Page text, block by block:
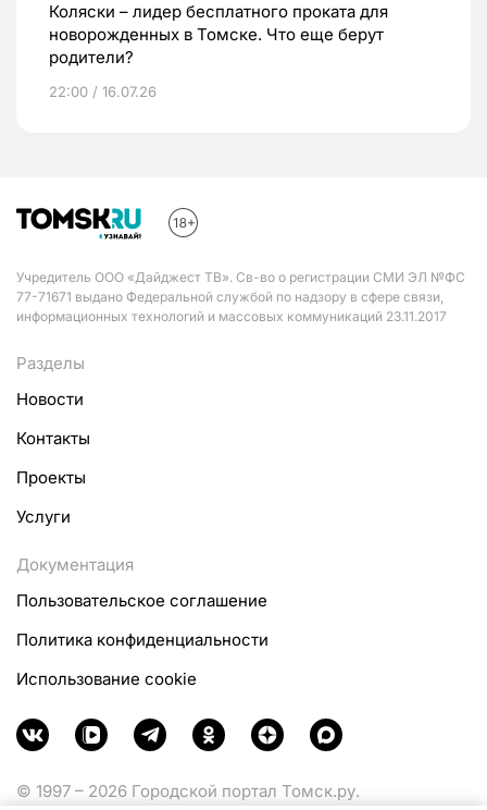
Коляски – лидер бесплатного проката для
новорожденных в Томске. Что еще берут
родители?
22:00 / 16.07.26
Учредитель ООО «Дайджест ТВ». Св-во о регистрации СМИ ЭЛ №ФС
77-71671 выдано Федеральной службой по надзору в сфере связи,
информационных технологий и массовых коммуникаций 23.11.2017
Разделы
Новости
Контакты
Проекты
Услуги
Документация
Пользовательское соглашение
Политика конфиденциальности
Использование cookie
© 1997 – 2026 Городской портал Томск.ру.